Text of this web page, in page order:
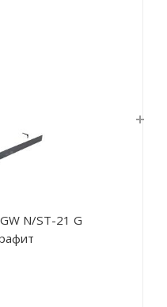
N/ST-21 G